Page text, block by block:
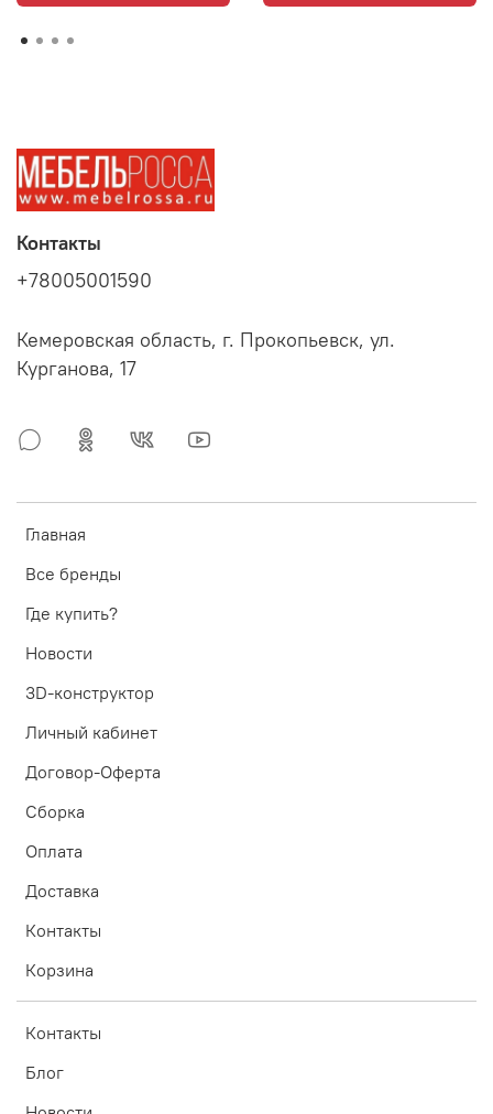
Главная
Все бренды
Где купить?
Новости
3D-конструктор
Личный кабинет
Договор-Оферта
Сборка
Оплата
Доставка
Контакты
Корзина
Контакты
Блог
Контакты
+78005001590
Кемеровская область, г. Прокопьевск, ул.
Курганова, 17